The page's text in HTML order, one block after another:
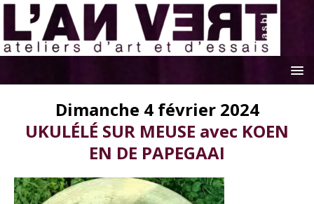
Dimanche 4 février 2024
UKULÉLÉ SUR MEUSE avec KOEN
EN DE PAPEGAAI